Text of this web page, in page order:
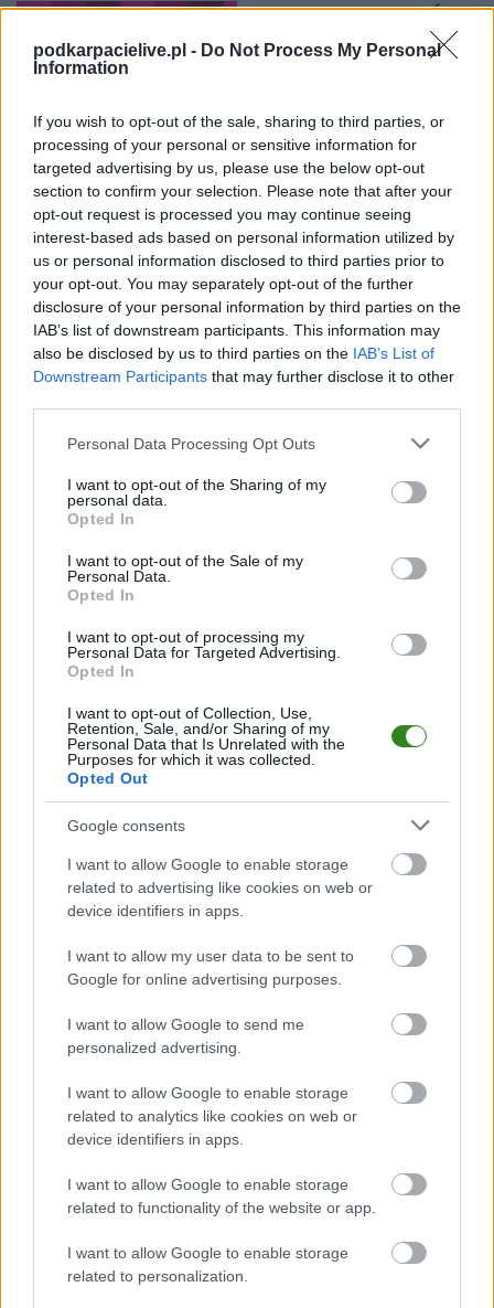
podkarpacielive.pl - Do Not Process My Personal
Information
If you wish to opt-out of the sale, sharing to third parties, or
processing of your personal or sensitive information for
targeted advertising by us, please use the below opt-out
section to confirm your selection. Please note that after your
opt-out request is processed you may continue seeing
interest-based ads based on personal information utilized by
us or personal information disclosed to third parties prior to
your opt-out. You may separately opt-out of the further
disclosure of your personal information by third parties on the
IAB’s list of downstream participants. This information may
also be disclosed by us to third parties on the IAB’s List of
Downstream Participants that may further disclose it to other
Please note that this website/app uses one or more Google
not limited to your visit or usage behaviour. You may click to
grant or deny consent to Google and its third-party tags to
use your data for below specified purposes in below Google
consent section.
Personal Data Processing Opt Outs
I want to opt-out of the Sharing of my
personal data.
Opted In
I want to opt-out of the Sale of my
Personal Data.
Opted In
I want to opt-out of processing my
Personal Data for Targeted Advertising.
Opted In
I want to opt-out of Collection, Use,
Retention, Sale, and/or Sharing of my
Personal Data that Is Unrelated with the
Purposes for which it was collected.
Opted Out
Google consents
I want to allow Google to enable storage
related to advertising like cookies on web or
device identifiers in apps.
I want to allow my user data to be sent to
Google for online advertising purposes.
I want to allow Google to send me
personalized advertising.
I want to allow Google to enable storage
related to analytics like cookies on web or
device identifiers in apps.
I want to allow Google to enable storage
related to functionality of the website or app.
I want to allow Google to enable storage
related to personalization.
Promocja na MŚ
2026. 350 PLN za
Kolumbia -
Portugalia
2026-06-27 23:43
W nocy z 27 na 28 czerwca Kolumbia zmierzy się z Portugalią w
kolejnym meczu piłkarskich Mistrzostw Świata 2026. Superbet
przygotował z tej okazji specjalną promocję dla nowych graczy.
Wystarczy postawić pierwszy kupon na gola jednej z drużyn, aby
zagrać o bonus 350 PLN. By powalczyć o 3...
Czytaj więcej
Kolumbia - DR
Konga transmisja
oglądać?
2026-06-22 23:05
Transmisja na żywo z meczu Kolumbia - DR Konga. Spotkanie
04:00 w ramach rozgrywek Mistrzostw Świata 2026 (gr. K).
Sprawdź gdzie oglądać transmisję online. Kolumbia - DR Konga.
Gdzie oglądać transmisję? Mecz Kolumbia - DR Konga będ...
Czytaj więcej
Uzbekistan -
transmisja na
żywo. Gdzie
(18.06.2026)
2026-06-16 22:07
Uzbekistan - Kolumbia na żywo w internecie - sprawdź
transmisję. Spotkanie zostanie rozegrane w czwartek, 18
czerwca 2026 roku o godz. 04:00 (Mistrzostwa Świata 2026 (gr.
K)). Uzbekistan - Kolumbia. Gdzie oglądać transmisję? Mecz
Uzbekistan - Kolumbia będzie można oglądać na żywo w int...
Kolumbia - wszystkie powiązane newsy